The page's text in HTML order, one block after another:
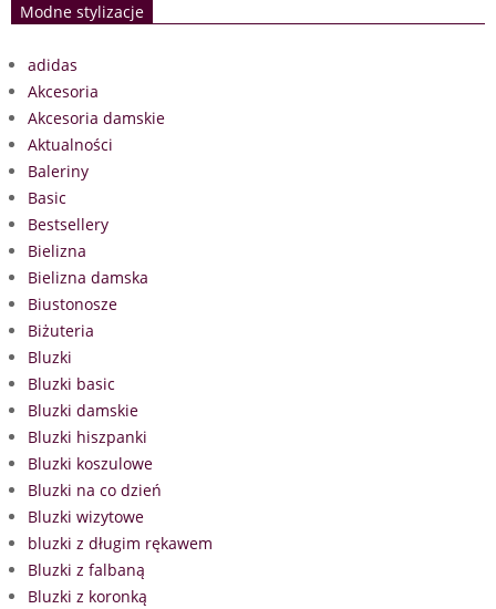
Modne stylizacje
adidas
Akcesoria
Akcesoria damskie
Aktualności
Baleriny
Basic
Bestsellery
Bielizna
Bielizna damska
Biustonosze
Biżuteria
Bluzki
Bluzki basic
Bluzki damskie
Bluzki hiszpanki
Bluzki koszulowe
Bluzki na co dzień
Bluzki wizytowe
bluzki z długim rękawem
Bluzki z falbaną
Bluzki z koronką